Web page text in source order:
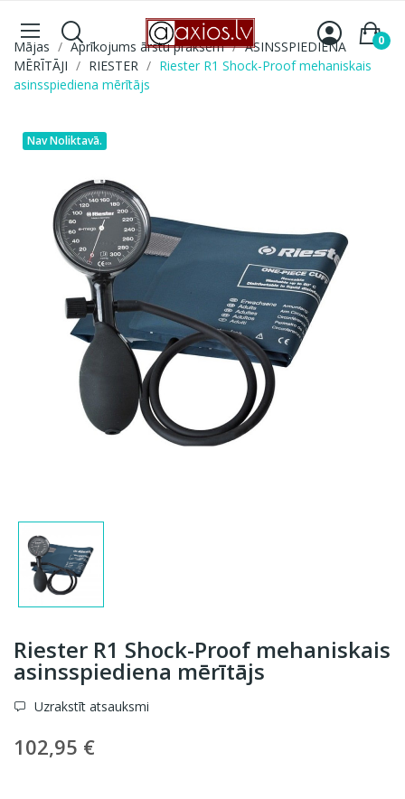
0
Mājas Aprīkojums ārstu praksēm
ASINSSPIEDIENA
MĒRĪTĀJI
RIESTER
Riester R1 Shock-Proof mehaniskais
asinsspiediena mērītājs
Nav Noliktavā.
Riester R1 Shock-Proof mehaniskais
asinsspiediena mērītājs
Uzrakstīt atsauksmi
102,95 €